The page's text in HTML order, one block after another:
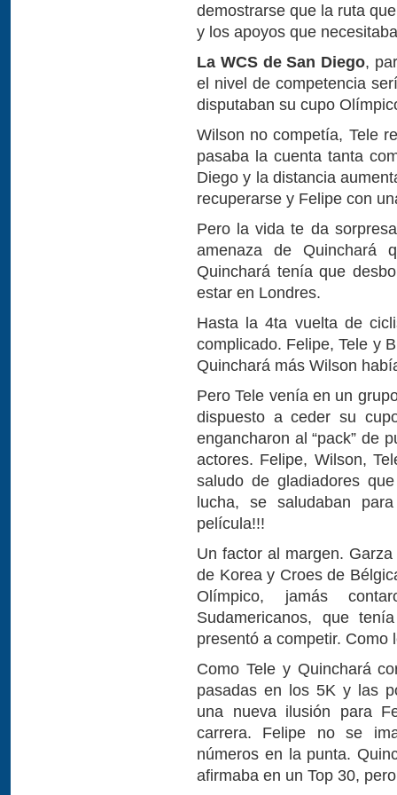
demostrarse que la ruta
y los apoyos que
La WCS de San Diego,
el nivel de competencia
disputaban su cupo
Wilson no competía, Tele
pasaba la cuenta tanta
Diego y la distancia
recuperarse y Felipe con
Pero la vida te da
amenaza de
Quinchará tenía que
estar en Londres.
Hasta la 4ta vuelta de
complicado. Felipe, Tele y
Quinchará más Wilson
Pero Tele venía en un
dispuesto a ceder su
engancharon al “pack” de
actores. Felipe, Wilson,
saludo de gladiadores
lucha, se saludaban
película!!!
Un factor al margen.
de Korea y Croes de
Olímpico, jamás
Sudamericanos, que
presentó a competir. Como
Como Tele y Quinchará
pasadas en los 5K y las
una nueva ilusión para
carrera. Felipe no se
números en la punta.
afirmaba en un Top 30,